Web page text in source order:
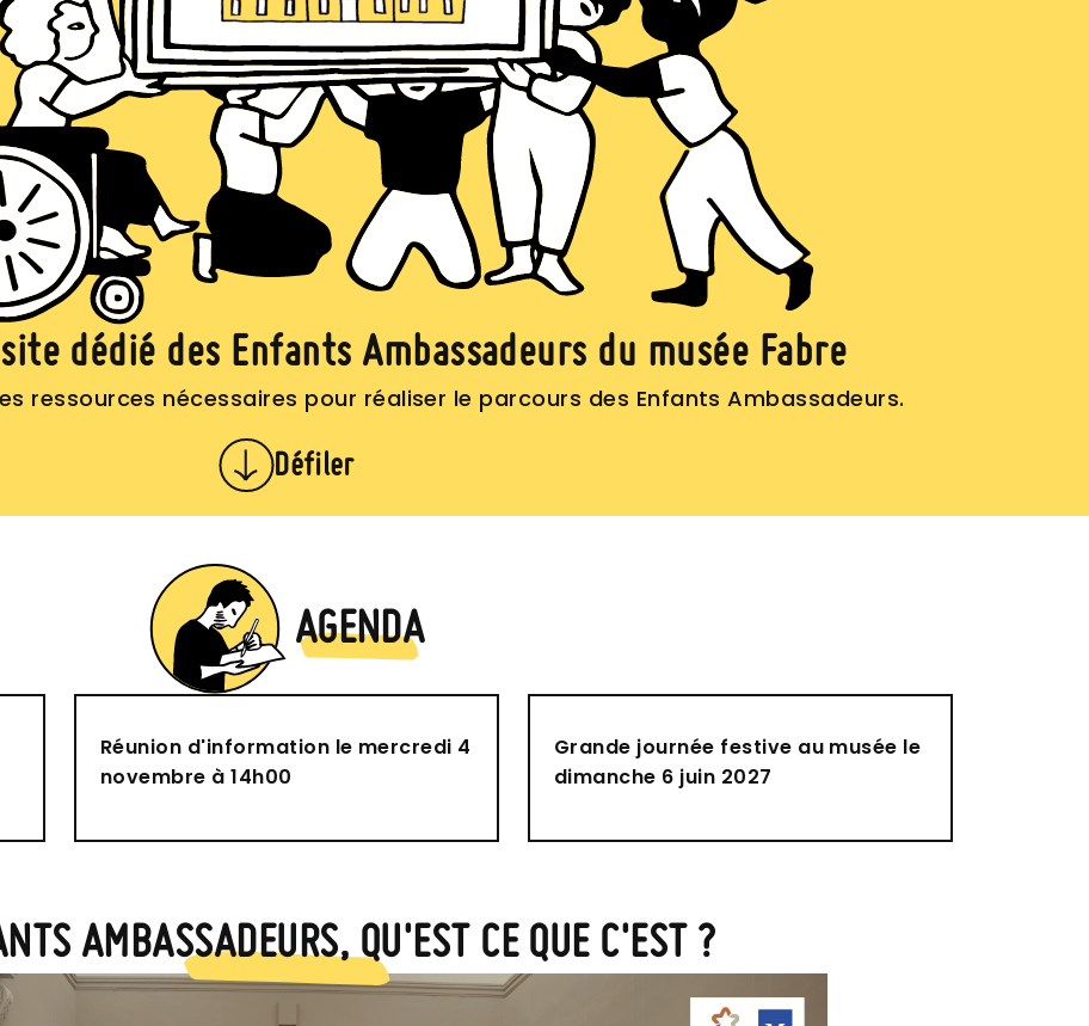
dédié des Enfants Ambassadeurs du musée Fabre
ressources nécessaires pour réaliser le parcours des Enfants Ambassadeurs.
Défiler
AGENDA
Réunion d'information le mercredi 4
novembre à 14h00
Grande journée festive au musée le
dimanche 6 juin 2027
AMBASSADEURS, QU'EST CE QUE C'EST ?